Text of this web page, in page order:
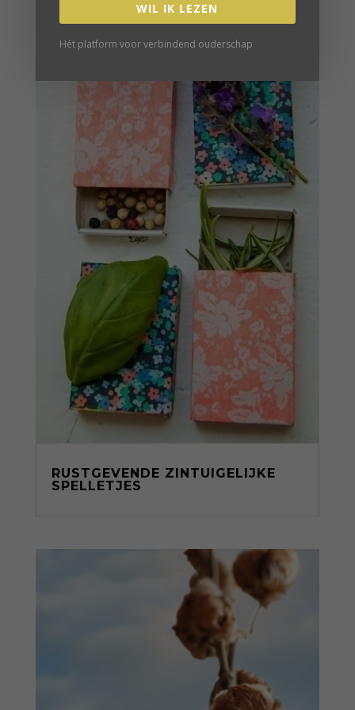
RUSTGEVENDE ZINTUIGELIJKE
SPELLETJES
WIL IK LEZEN
Hét platform voor verbindend ouderschap